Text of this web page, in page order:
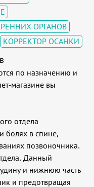
по назначению и
магазине вы
отдела
болях в спине,
позвоночника.
Данный
и нижнюю часть
и предотвращая
ОРГАНОВ
КОРРЕКТОР ОСАНКИ